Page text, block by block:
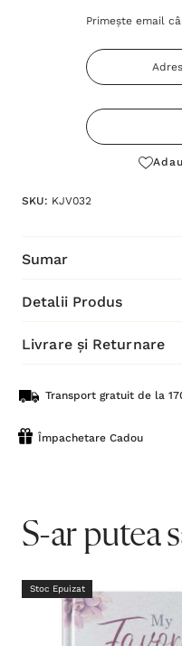
Primește email
SKU: KJV032
Sumar
Detalii Produs
Livrare și Returnare
Transport gratuit de la
Împachetare Cadou
S-ar putea
Stoc Epuizat